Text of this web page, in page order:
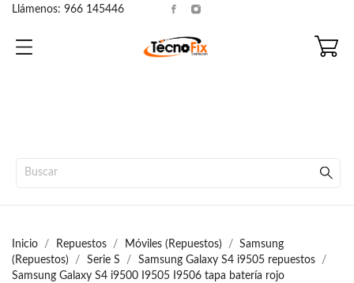
Llámenos: 966 145446
Inicio Repuestos Móviles (Repuestos)
Samsung
(Repuestos)
Serie S
Samsung Galaxy S4 i9505 repuestos
Samsung Galaxy S4 i9500 I9505 I9506 tapa batería rojo